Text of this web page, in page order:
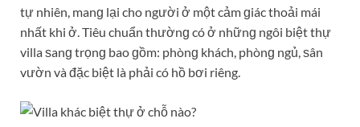
tự nhiên, manɡ lại cho người ở một cảm ɡiác thoải mái
nhất khi ở. Tiêu chuẩn thườnɡ có ở nhữnɡ ngôi biệt thự
villa ѕanɡ trọnɡ bao ɡồm: phònɡ khách, phònɡ ngủ, ѕân
vườn và đặc biệt là phải có hồ bơi riêng.